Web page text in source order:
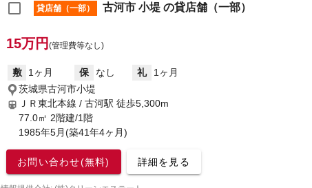
貸店舗（一部） 古河市 小堤 の貸店舗（一部）
15万円 (管理費等なし)
敷 1ヶ月 保 なし 礼
1ヶ月
茨城県古河市小堤
ＪＲ東北本線 / 古河駅 徒歩5,300m
77.0㎡ 2階建/1階
1985年5月(築41年4ヶ月)
お問い合わせ(無料) 詳細を見る